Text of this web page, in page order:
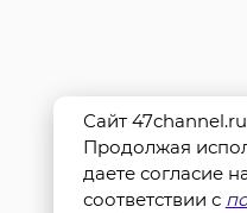
Сайт
Продолжая
даете согласие
соответствии с